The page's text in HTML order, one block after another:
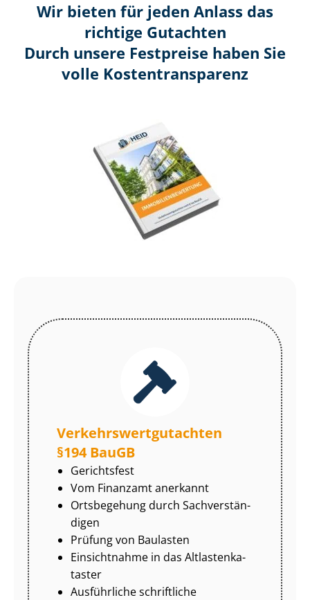
Wir bieten für jeden Anlass das
richtige Gutachten
Durch unsere Festpreise haben Sie
volle Kosten­transparenz
Ver­kehrs­wert­gut­ach­ten
§194 BauGB
Gerichtsfest
Vom Finanzamt anerkannt
Ortsbegehung durch Sach­ver­stän­
di­gen
Prüfung von Baulasten
Einsichtnahme in das Alt­las­ten­ka­
tas­ter
Ausführliche schriftliche